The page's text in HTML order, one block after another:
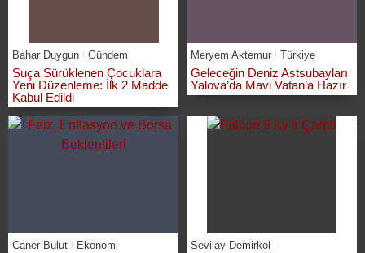
Bahar Duygun Gündem
Suça Sürüklenen Çocuklara
Yeni Düzenleme: İlk 2 Madde
Kabul Edildi
Meryem Aktemur Türkiye
Geleceğin Deniz Astsubayları
Yalova’da Mavi Vatan’a Hazır
Caner Bulut Ekonomi
Sevilay Demirkol